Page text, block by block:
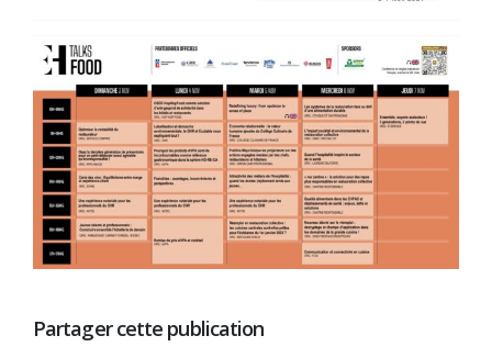
Partager cette publication